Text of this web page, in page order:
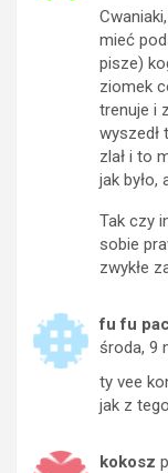
mieć
pisze)
ziomek
trenuje i
wyszedł
zlał i to
jak było,
Tak czy
sobie
zwykłe
fu fu
środa, 9
ty vee
jak z
kokosz